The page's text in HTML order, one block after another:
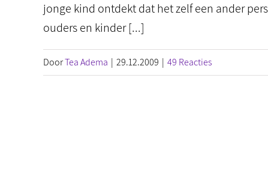
jonge kind ontdekt dat het zelf een ander
ouders en kinder [...]
DoorTea Adema | 29.12.2009 | 49 Reacties